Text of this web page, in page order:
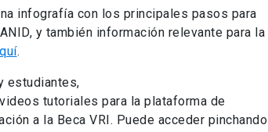
infografía con los principales pasos para
y también información relevante para la
.
estudiantes,
tutoriales para la plataforma de
a la Beca VRI. Puede acceder pinchando